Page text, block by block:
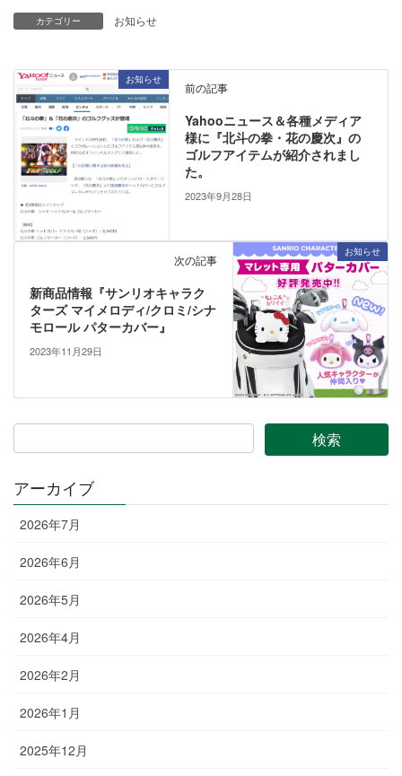
カテゴリー お知らせ
お知らせ
前の記事
Yahooニュース＆各種メディア
様に『北斗の拳・花の慶次』の
ゴルフアイテムが紹介されまし
た。
2023年9月28日
お知らせ
次の記事
新商品情報『サンリオキャラク
ターズ マイメロディ/クロミ/シナ
モロール パターカバー』
2023年11月29日
アーカイブ
2026年7月
2026年6月
2026年5月
2026年4月
2026年2月
2026年1月
2025年12月